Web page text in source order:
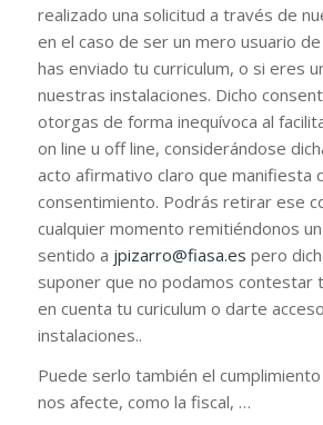
realizado una solicitud a través de
en el caso de ser un mero usuario
has enviado tu curriculum, o si eres
nuestras instalaciones. Dicho
otorgas de forma inequívoca al
on line u off line, considerándose
acto afirmativo claro que manifiesta
consentimiento. Podrás retirar ese
cualquier momento remitiéndonos
sentido a jpizarro@fiasa.es pero
suponer que no podamos contestar
en cuenta tu curiculum o darte
instalaciones..
Puede serlo también el
nos afecte, como la fiscal, …